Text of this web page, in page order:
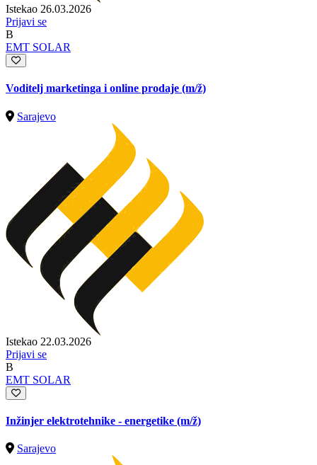
Istekao 26.03.2026
Prijavi se
B
EMT SOLAR
Voditelj marketinga i online prodaje (m/ž)
Sarajevo
Istekao 22.03.2026
Prijavi se
B
EMT SOLAR
Inžinjer elektrotehnike - energetike (m/ž)
Sarajevo